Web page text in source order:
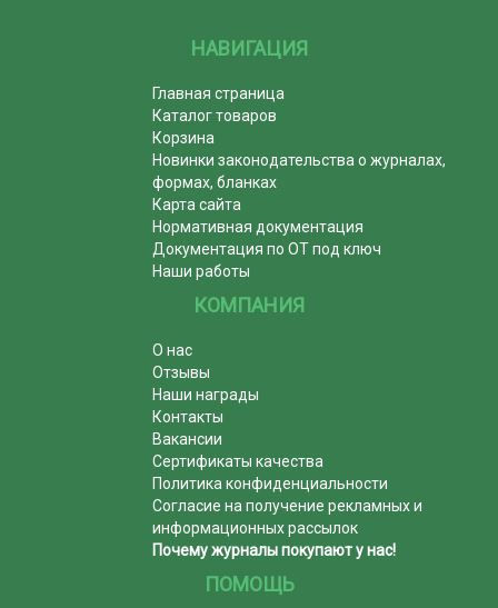
НАВИГАЦИЯ
Главная страница
Каталог товаров
Корзина
Новинки законодательства о журналах,
формах, бланках
Карта сайта
Нормативная документация
Документация по ОТ под ключ
Наши работы
КОМПАНИЯ
О нас
Отзывы
Наши награды
Контакты
Вакансии
Сертификаты качества
Политика конфиденциальности
Согласие на получение рекламных и
информационных рассылок
Почему журналы покупают у нас!
ПОМОЩЬ